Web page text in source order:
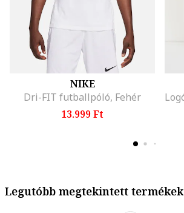
NIKE
Dri-FIT futballpóló, Fehér
13.999 Ft
Legutóbb megtekintett termékek